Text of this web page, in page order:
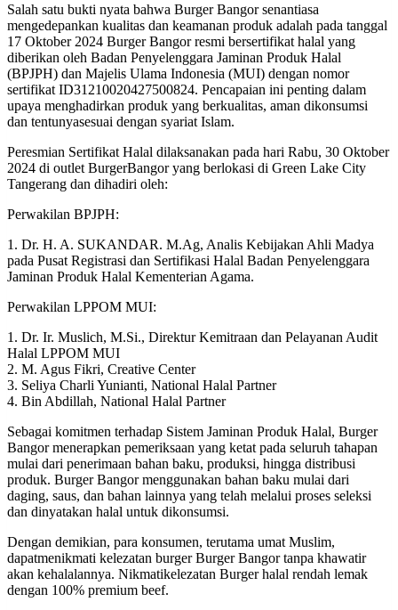
Salah satu bukti nyata bahwa Burger Bangor senantiasa
mengedepankan kualitas dan keamanan produk adalah pada tanggal
17 Oktober 2024 Burger Bangor resmi bersertifikat halal yang
diberikan oleh Badan Penyelenggara Jaminan Produk Halal
(BPJPH) dan Majelis Ulama Indonesia (MUI) dengan nomor
sertifikat ID31210020427500824. Pencapaian ini penting dalam
upaya menghadirkan produk yang berkualitas, aman dikonsumsi
dan tentunyasesuai dengan syariat Islam.
Peresmian Sertifikat Halal dilaksanakan pada hari Rabu, 30 Oktober
2024 di outlet BurgerBangor yang berlokasi di Green Lake City
Tangerang dan dihadiri oleh:
Perwakilan BPJPH:
1. Dr. H. A. SUKANDAR. M.Ag, Analis Kebijakan Ahli Madya
pada Pusat Registrasi dan Sertifikasi Halal Badan Penyelenggara
Jaminan Produk Halal Kementerian Agama.
Perwakilan LPPOM MUI:
1. Dr. Ir. Muslich, M.Si., Direktur Kemitraan dan Pelayanan Audit
Halal LPPOM MUI
2. M. Agus Fikri, Creative Center
3. Seliya Charli Yunianti, National Halal Partner
4. Bin Abdillah, National Halal Partner
Sebagai komitmen terhadap Sistem Jaminan Produk Halal, Burger
Bangor menerapkan pemeriksaan yang ketat pada seluruh tahapan
mulai dari penerimaan bahan baku, produksi, hingga distribusi
produk. Burger Bangor menggunakan bahan baku mulai dari
daging, saus, dan bahan lainnya yang telah melalui proses seleksi
dan dinyatakan halal untuk dikonsumsi.
Dengan demikian, para konsumen, terutama umat Muslim,
dapatmenikmati kelezatan burger Burger Bangor tanpa khawatir
akan kehalalannya. Nikmatikelezatan Burger halal rendah lemak
dengan 100% premium beef.